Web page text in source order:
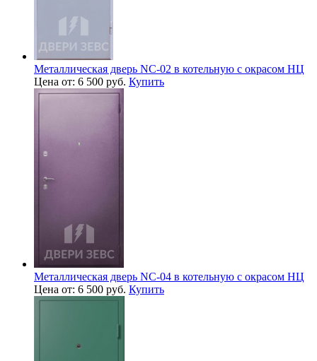
Металлическая дверь NC-02 в котельную с окрасом НЦ
Цена от: 6 500 руб. Купить
Металлическая дверь NC-04 в котельную с окрасом НЦ
Цена от: 6 500 руб. Купить